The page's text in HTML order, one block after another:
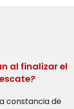
al finalizar el
constancia de